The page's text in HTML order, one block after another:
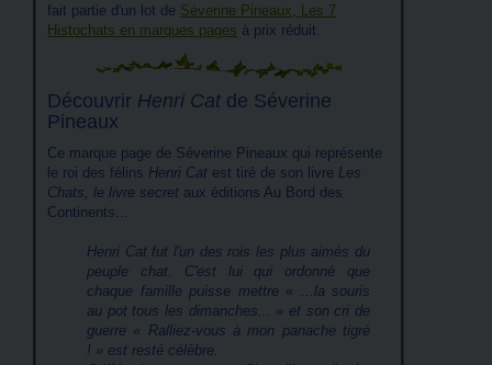
fait partie d'un lot de Séverine Pineaux, Les 7
Histochats en marques pages à prix réduit.
Découvrir Henri Cat de Séverine
Pineaux
Ce marque page de Séverine Pineaux qui représente
le roi des félins Henri Cat est tiré de son livre Les
Chats, le livre secret aux éditions Au Bord des
Continents...
Henri Cat fut l'un des rois les plus aimés du
peuple chat. C'est lui qui ordonné que
chaque famille puisse mettre
...la souris
au pot tous les dimanches...
et son cri de
guerre
Ralliez-vous à mon panache tigré
!
est resté célèbre.